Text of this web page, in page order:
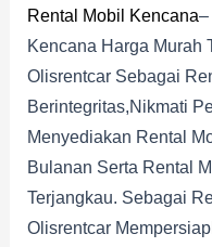
Rental Mobil Kencana–
Kencana Harga Murah
Olisrentcar Sebagai
Berintegritas,nikmati
Menyediakan Rental
Bulanan Serta Rental
Terjangkau. Sebagai
Olisrentcar